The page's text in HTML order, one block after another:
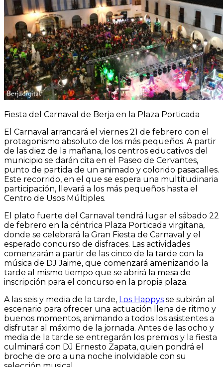
Fiesta del Carnaval de Berja en la Plaza Porticada
El Carnaval arrancará el viernes 21 de febrero con el
protagonismo absoluto de los más pequeños. A partir
de las diez de la mañana, los centros educativos del
municipio se darán cita en el Paseo de Cervantes,
punto de partida de un animado y colorido pasacalles.
Este recorrido, en el que se espera una multitudinaria
participación, llevará a los más pequeños hasta el
Centro de Usos Múltiples.
El plato fuerte del Carnaval tendrá lugar el sábado 22
de febrero en la céntrica Plaza Porticada virgitana,
donde se celebrará la Gran Fiesta de Carnaval y el
esperado concurso de disfraces. Las actividades
comenzarán a partir de las cinco de la tarde con la
música de DJ Jaime, que comenzará amenizando la
tarde al mismo tiempo que se abrirá la mesa de
inscripción para el concurso en la propia plaza.
A las seis y media de la tarde, Los Happys se subirán al
escenario para ofrecer una actuación llena de ritmo y
buenos momentos, animando a todos los asistentes a
disfrutar al máximo de la jornada. Antes de las ocho y
media de la tarde se entregarán los premios y la fiesta
culminará con DJ Ernesto Zapata, quien pondrá el
broche de oro a una noche inolvidable con su